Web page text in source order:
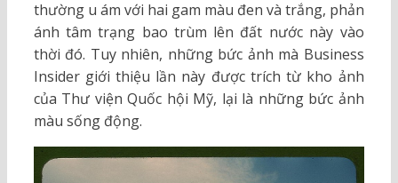
thường u ám với hai gam màu đen và trắng, phản
ánh tâm trạng bao trùm lên đất nước này vào
thời đó. Tuy nhiên, những bức ảnh mà Business
Insider giới thiệu lần này được trích từ kho ảnh
của Thư viện Quốc hội Mỹ, lại là những bức ảnh
màu sống động.